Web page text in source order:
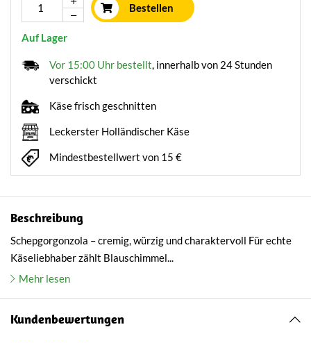
Bestellen
Auf Lager
Vor 15:00 Uhr bestellt, innerhalb von 24 Stunden
verschickt
Käse frisch geschnitten
Leckerster Holländischer Käse
Mindestbestellwert von 15 €
Beschreibung
Schepgorgonzola – cremig, würzig und charaktervoll Für echte
Käseliebhaber zählt Blauschimmel...
Mehr lesen
Kundenbewertungen